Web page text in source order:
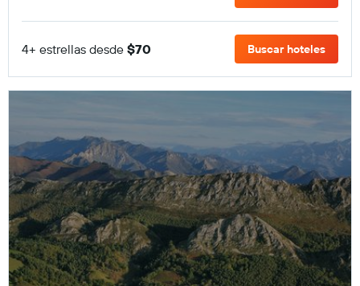
4+ estrellas desde $70 Buscar hoteles